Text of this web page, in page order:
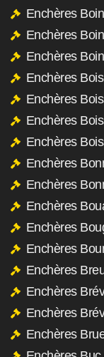
Enchères
Enchères
Enchères
Enchères
Enchères
Enchères
Enchères
Enchères
Enchères
Enchères
Enchères
Enchères
Enchères
Enchères
Enchères
Enchères